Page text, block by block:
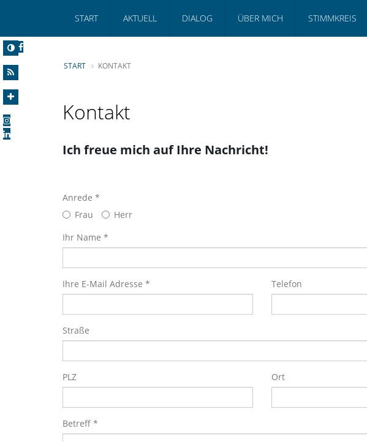
START AKTUELL DIALOG ÜBER MICH STIMMKREIS
START KONTAKT
Kontakt
Ich freue mich auf Ihre Nachricht!
Anrede *
Frau
Herr
Ihr Name *
Ihre E-Mail Adresse * Telefon
Straße
PLZ Ort
Betreff *